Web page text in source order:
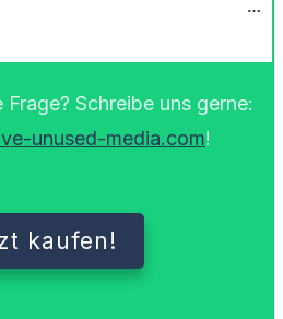
Schreibe uns gerne:
unused-media.com!
kaufen!